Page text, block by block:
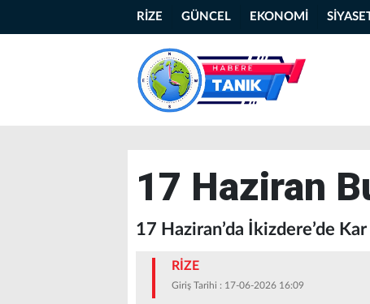
RİZE GÜNCEL EKONOMİ
17 Haziran
17 Haziran’da İkizdere’de
RİZE
Giriş Tarihi : 17-06-2026 16:09